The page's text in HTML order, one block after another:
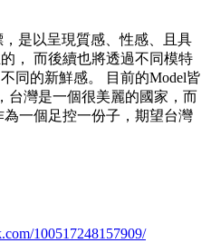
，是以呈現質感、性感、且具
， 而後續也將透過不同模特
同的新鮮感。 目前的Model皆
台灣是一個很美麗的國家，而
一個足控一份子，期望台灣
100517248157909/